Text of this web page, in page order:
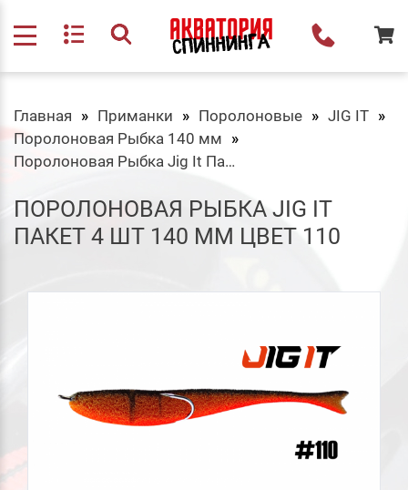
Главная Приманки Поролоновые
JIG IT
Поролоновая Рыбка 140 мм
Поролоновая Рыбка Jig It Пакет 4 шт 140 мм Цвет 110
ПОРОЛОНОВАЯ РЫБКА JIG IT
ПАКЕТ 4 ШТ 140 ММ ЦВЕТ 110